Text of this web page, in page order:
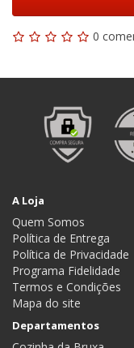
0
A Loja
Quem Somos
Política de Entrega
Política de Privacidade
Programa Fidelidade
Termos e Condições
Mapa do site
Departamentos